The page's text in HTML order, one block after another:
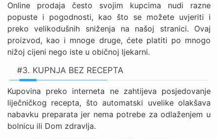
Online prodaja često svojim kupcima nudi razne
popuste i pogodnosti, kao što se možete uvjeriti i
preko velikodušnih sniženja na našoj stranici. Ovaj
proizvod, kao i mnoge druge, ćete platiti po mnogo
nižoj cijeni nego iste u običnoj ljekarni.
#3. KUPNJA BEZ RECEPTA
Kupovina preko interneta ne zahtijeva posjedovanje
liječničkog recepta, što automatski uvelike olakšava
nabavku preparata jer nema potrebe za odlaženjem u
bolnicu ili Dom zdravlja.